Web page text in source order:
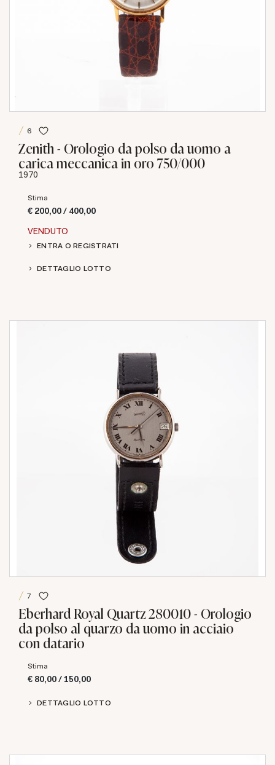
6
Zenith - Orologio da polso da uomo a
carica meccanica in oro 750/000
1970
Stima
€ 200,00 / 400,00
VENDUTO
ENTRA O REGISTRATI
DETTAGLIO LOTTO
7
Eberhard Royal Quartz 280010 - Orologio
da polso al quarzo da uomo in acciaio
con datario
Stima
€ 80,00 / 150,00
DETTAGLIO LOTTO